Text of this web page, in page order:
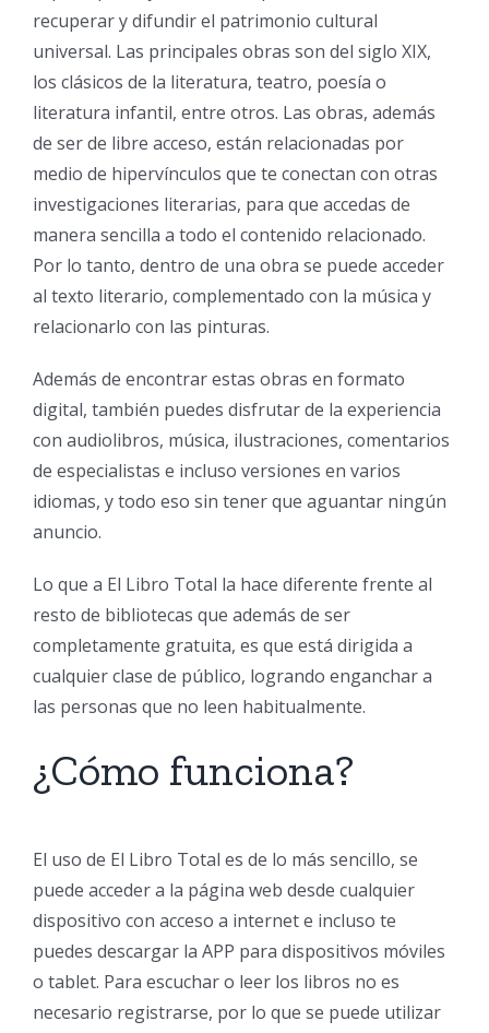
recuperar y difundir el patrimonio cultural
universal. Las principales obras son del siglo XIX,
los clásicos de la literatura, teatro, poesía o
literatura infantil, entre otros. Las obras, además
de ser de libre acceso, están relacionadas por
medio de hipervínculos que te conectan con otras
investigaciones literarias, para que accedas de
manera sencilla a todo el contenido relacionado.
Por lo tanto, dentro de una obra se puede acceder
al texto literario, complementado con la música y
relacionarlo con las pinturas.
Además de encontrar estas obras en formato
digital, también puedes disfrutar de la experiencia
con audiolibros, música, ilustraciones, comentarios
de especialistas e incluso versiones en varios
idiomas, y todo eso sin tener que aguantar ningún
anuncio.
Lo que a El Libro Total la hace diferente frente al
resto de bibliotecas que además de ser
completamente gratuita, es que está dirigida a
cualquier clase de público, logrando enganchar a
las personas que no leen habitualmente.
¿Cómo funciona?
El uso de El Libro Total es de lo más sencillo, se
puede acceder a la página web desde cualquier
dispositivo con acceso a internet e incluso te
puedes descargar la APP para dispositivos móviles
o tablet. Para escuchar o leer los libros no es
necesario registrarse, por lo que se puede utilizar